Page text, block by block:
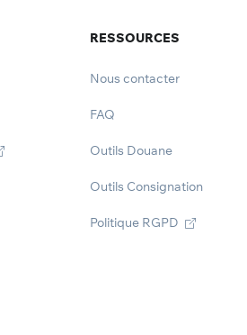
RESSOURCES
Nous contacter
FAQ
Outils Douane
Outils Consignation
Politique RGPD